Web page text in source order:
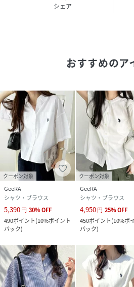
色々なアイテムと好相性なので幅広
♪
■ 品質／
(無地)ポリエステル53％、レーヨン
(ストライプ)ポリエステル97％、ポ
■ サイズ（cm）／約
Ｍ：バスト130、後着丈73、袖丈37
Ｌ：バスト134、後着丈74、袖丈37.5
ＬＬ：バスト138、後着丈75、袖丈
＊着丈前後差約3cm
※商品によって柄・生地の凹凸感の
■ 取扱い／洗濯機
シェア
おすすめのア
クーポン対象
GeeRA
シャツ・ブラウス
5,390円 30%OFF
490ポイント(10%ポイント
バック)
クーポン対象
GeeRA
シャツ・ブラウス
4,950円 25%OFF
450ポイント(10%ポ
バック)